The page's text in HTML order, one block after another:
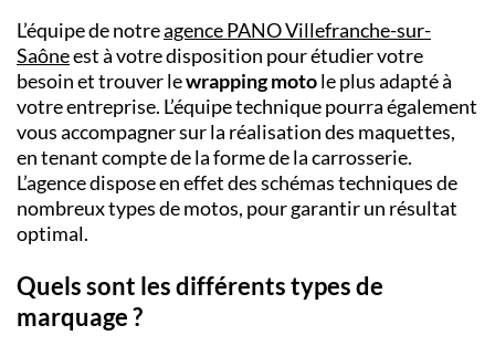
L’équipe de notreagence PANOVillefranche-sur-
Saôneest à votre disposition pour étudier votre
besoin et trouver lewrapping motole plus adapté à
votre entreprise. L’équipe technique pourra également
vous accompagner sur la réalisation des maquettes,
en tenant compte de la forme de la carrosserie.
L’agence dispose en effet des schémas techniques de
nombreux types de motos, pour garantir un résultat
optimal.
Quels sont les différents types de
marquage ?